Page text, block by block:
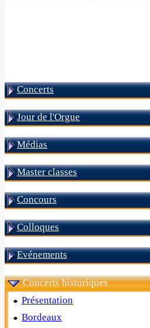
Concerts
Jour de l'Orgue
Médias
Master classes
Concours
Colloques
Evénements
Concerts historiques
Présentation
Bordeaux